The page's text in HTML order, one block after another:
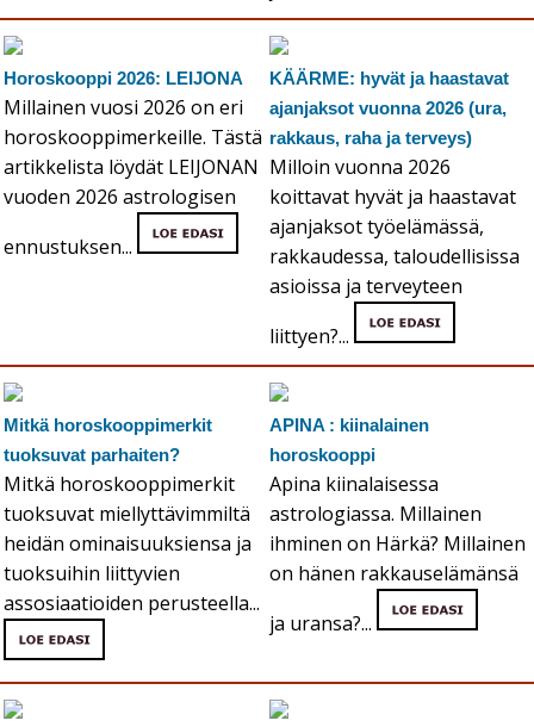
Horoskooppi 2026: LEIJONA
Millainen vuosi 2026 on eri
horoskooppimerkeille. Tästä
artikkelista löydät LEIJONAN
vuoden 2026 astrologisen
ennustuksen...
KÄÄRME: hyvät ja haastavat
ajanjaksot vuonna 2026 (ura,
rakkaus, raha ja terveys)
Milloin vuonna 2026
koittavat hyvät ja haastavat
ajanjaksot työelämässä,
rakkaudessa, taloudellisissa
asioissa ja terveyteen
liittyen?...
Mitkä horoskooppimerkit
tuoksuvat parhaiten?
Mitkä horoskooppimerkit
tuoksuvat miellyttävimmiltä
heidän ominaisuuksiensa ja
tuoksuihin liittyvien
assosiaatioiden perusteella...
APINA : kiinalainen
horoskooppi
Apina kiinalaisessa
astrologiassa. Millainen
ihminen on Härkä? Millainen
on hänen rakkauselämänsä
ja uransa?...